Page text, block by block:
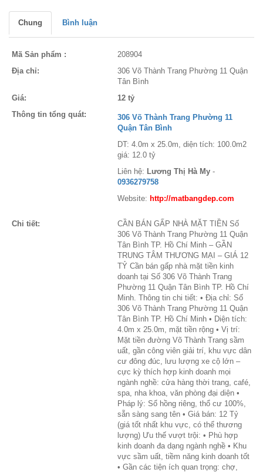
Chung Bình luận
Mã Sản phẩm :
208904
Địa chỉ:
306 Võ Thành Trang Phường 11 Quận
Tân Bình
Giá:
12 tỷ
Thông tin tổng quát:
306 Võ Thành Trang Phường 11
Quận Tân Bình
DT: 4.0m x 25.0m, diện tích: 100.0m2
giá: 12.0 tỷ
Liên hệ: Lương Thị Hà My -
0936279758
Website: http://matbangdep.com
Chi tiết:
CẦN BÁN GẤP NHÀ MẶT TIỀN Số
306 Võ Thành Trang Phường 11 Quận
Tân Bình TP. Hồ Chí Minh – GẦN
TRUNG TÂM THƯƠNG MẠI – GIÁ 12
TỶ Cần bán gấp nhà mặt tiền kinh
doanh tại Số 306 Võ Thành Trang
Phường 11 Quận Tân Bình TP. Hồ Chí
Minh. Thông tin chi tiết: • Địa chỉ: Số
306 Võ Thành Trang Phường 11 Quận
Tân Bình TP. Hồ Chí Minh • Diện tích:
4.0m x 25.0m, mặt tiền rộng • Vị trí:
Mặt tiền đường Võ Thành Trang sầm
uất, gần công viên giải trí, khu vực dân
cư đông đúc, lưu lượng xe cộ lớn –
cực kỳ thích hợp kinh doanh mọi
ngành nghề: cửa hàng thời trang, café,
spa, nha khoa, văn phòng đại diện •
Pháp lý: Sổ hồng riêng, thổ cư 100%,
sẵn sàng sang tên • Giá bán: 12 Tỷ
(giá tốt nhất khu vực, có thể thương
lượng) Ưu thế vượt trội: • Phù hợp
kinh doanh đa dạng ngành nghề • Khu
vực sầm uất, tiềm năng kinh doanh tốt
• Gần các tiện ích quan trọng: chợ,